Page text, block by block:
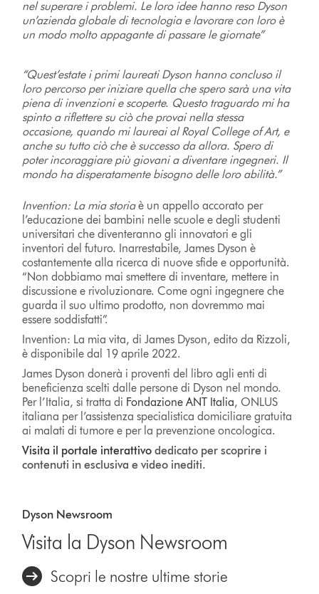
nel superare i problemi. Le loro idee hanno reso Dyson
un’azienda globale di tecnologia e lavorare con loro è
un modo molto appagante di passare le giornate”
“Quest’estate i primi laureati Dyson hanno concluso il
loro percorso per iniziare quella che spero sarà una vita
piena di invenzioni e scoperte. Questo traguardo mi ha
spinto a riflettere su ciò che provai nella stessa
occasione, quando mi laureai al Royal College of Art, e
anche su tutto ciò che è successo da allora. Spero di
poter incoraggiare più giovani a diventare ingegneri. Il
mondo ha disperatamente bisogno delle loro abilità.”
Invention: La mia storiaè un appello accorato per
l’educazione dei bambini nelle scuole e degli studenti
universitari che diventeranno gli innovatori e gli
inventori del futuro. Inarrestabile, James Dyson è
costantemente alla ricerca di nuove sfide e opportunità.
“Non dobbiamo mai smettere di inventare, mettere in
discussione e rivoluzionare. Come ogni ingegnere che
guarda il suo ultimo prodotto, non dovremmo mai
essere soddisfatti”.
Invention: La mia vita, di James Dyson, edito da Rizzoli,
è disponibile dal 19 aprile 2022.
James Dyson donerà i proventi del libro agli enti di
beneficienza scelti dalle persone di Dyson nel mondo.
Per l’Italia, si tratta di Fondazione ANT Italia, ONLUS
italiana per l’assistenza specialistica domiciliare gratuita
ai malati di tumore e per la prevenzione oncologica.
Visita il portale interattivo dedicato per scoprire i
contenuti in esclusiva e video inediti.
Dyson Newsroom
Visita la Dyson Newsroom
Scopri le nostre ultime storie